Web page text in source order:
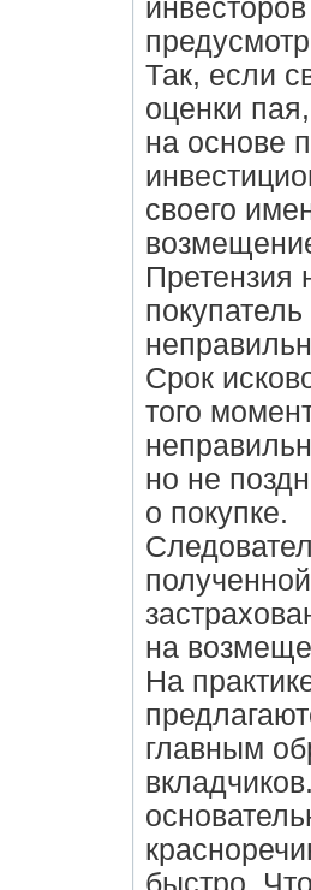
Так, если
оценки
на основе
своего
Претензия
Срок
того
но не
о покупке.
на
На
главным